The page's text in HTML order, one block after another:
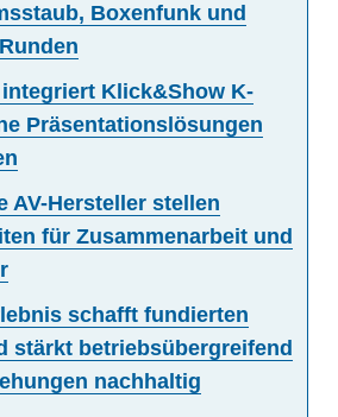
Boxenfunk und
Klick&Show K-
Präsentationslösungen
AV-Hersteller stellen
für Zusammenarbeit und
schafft fundierten
stärkt betriebsübergreifend
nachhaltig